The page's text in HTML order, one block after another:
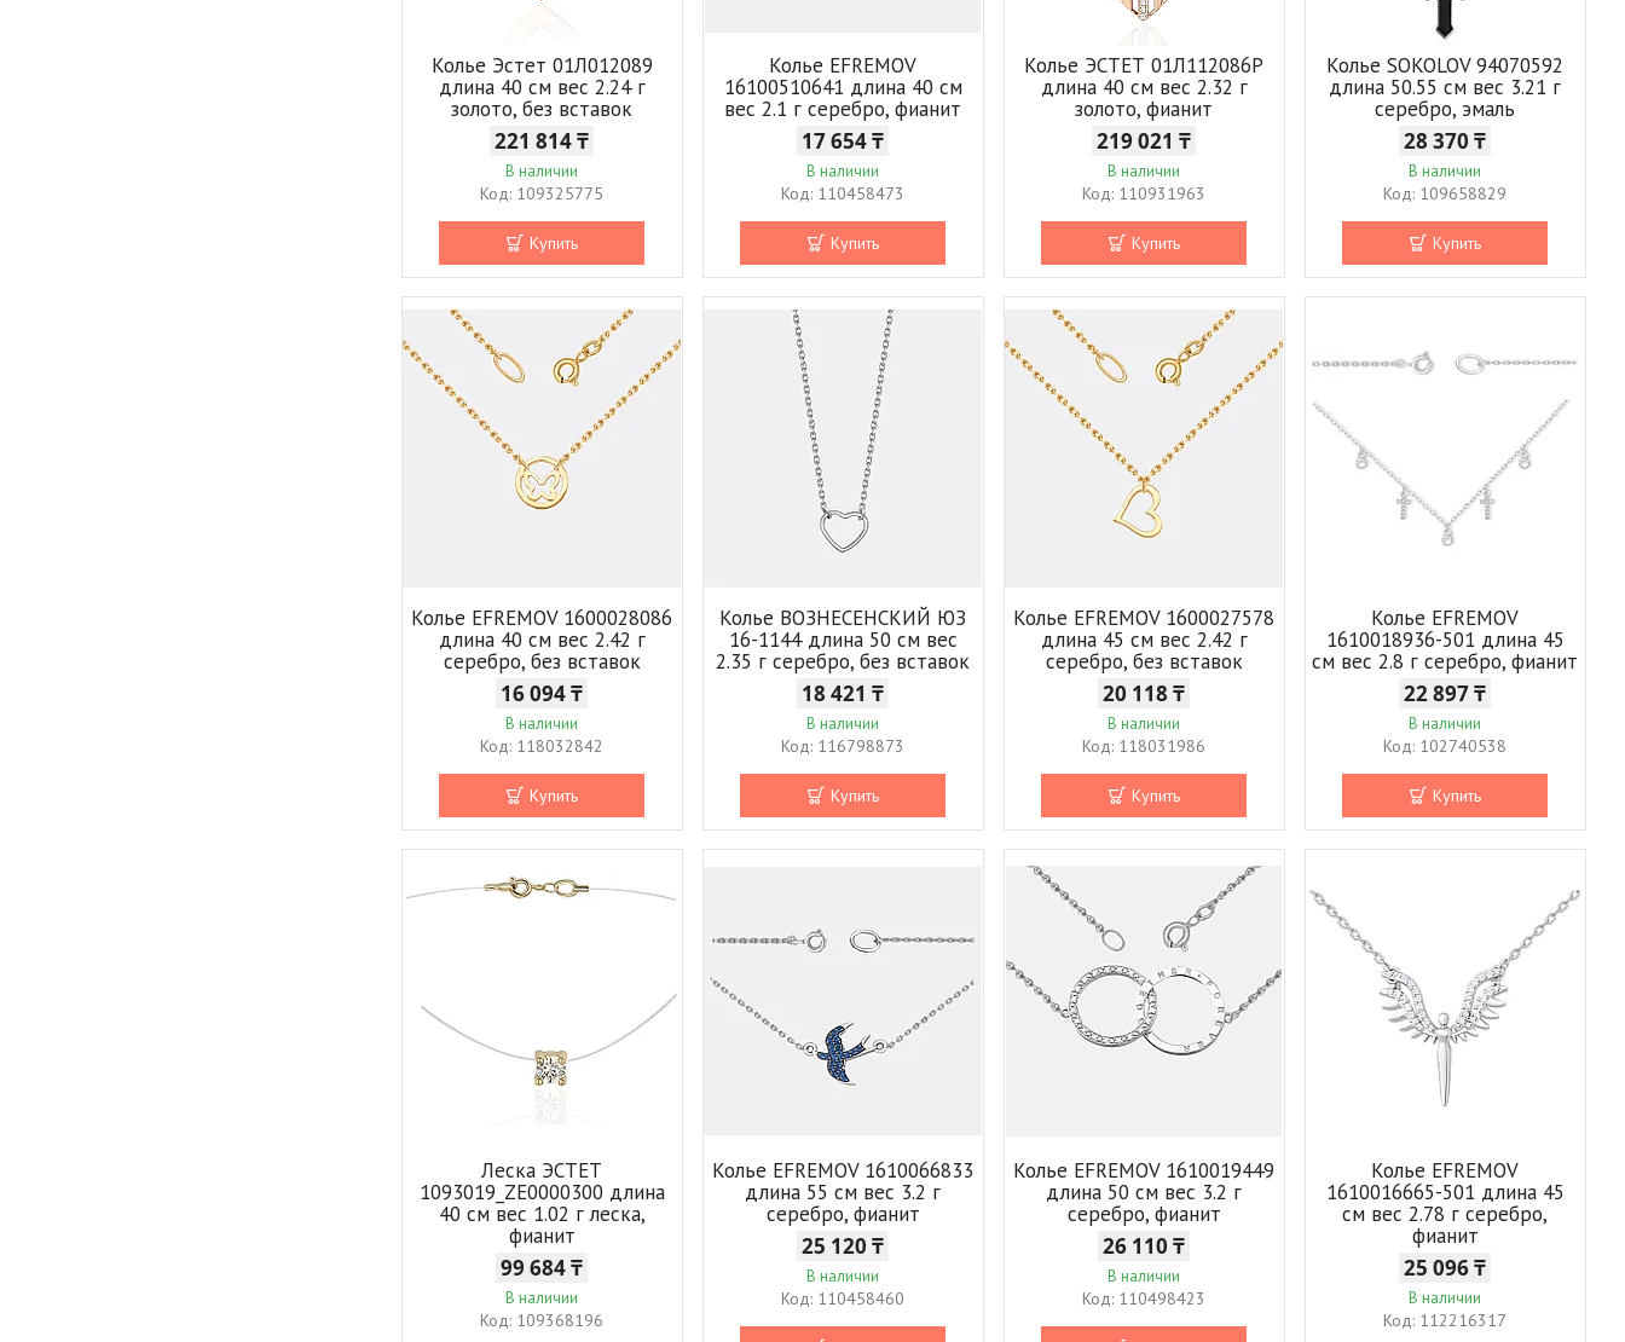
Колье Эстет 01Л012089
длина 40 см вес 2.24 г
золото, без вставок
221 814 ₸
В наличии
109325775
Купить
Колье EFREMOV
16100510641 длина 40 см
вес 2.1 г серебро, фианит
17 654 ₸
В наличии
110458473
Купить
Колье ЭСТЕТ 01Л112086Р
длина 40 см вес 2.32 г
золото, фианит
219 021 ₸
В наличии
110931963
Купить
Колье SOKOLOV 94070592
длина 50.55 см вес 3.21 г
серебро, эмаль
28 370 ₸
В наличии
109658829
Купить
Колье EFREMOV 1600028086
длина 40 см вес 2.42 г
серебро, без вставок
16 094 ₸
В наличии
118032842
Купить
Колье ВОЗНЕСЕНСКИЙ ЮЗ
16-1144 длина 50 см вес
2.35 г серебро, без вставок
18 421 ₸
В наличии
116798873
Купить
Колье EFREMOV 1600027578
длина 45 см вес 2.42 г
серебро, без вставок
20 118 ₸
В наличии
118031986
Купить
Колье EFREMOV
1610018936-501 длина 45
см вес 2.8 г серебро, фианит
22 897 ₸
В наличии
102740538
Купить
Леска ЭСТЕТ
1093019_ZE0000300 длина
40 см вес 1.02 г леска,
фианит
99 684 ₸
В наличии
109368196
Колье EFREMOV 1610066833
длина 55 см вес 3.2 г
серебро, фианит
25 120 ₸
В наличии
110458460
Колье EFREMOV 1610019449
длина 50 см вес 3.2 г
серебро, фианит
26 110 ₸
В наличии
110498423
Колье EFREMOV
1610016665-501 длина 45
см вес 2.78 г серебро,
фианит
25 096 ₸
В наличии
112216317